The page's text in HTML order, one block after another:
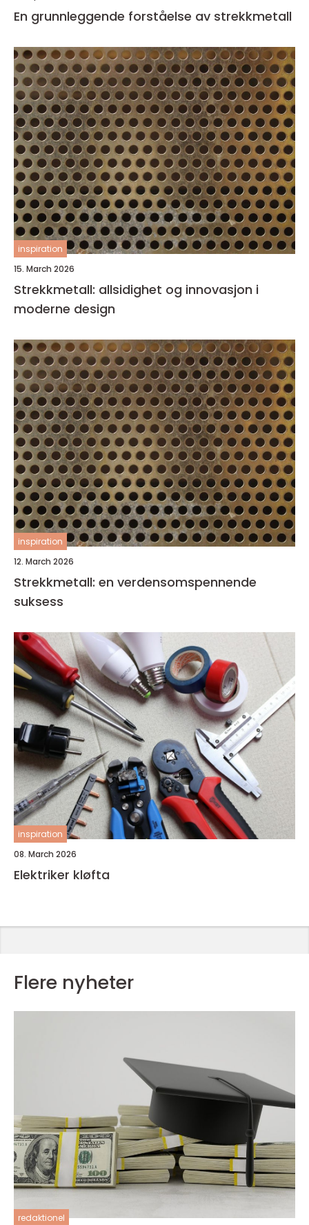
En grunnleggende forståelse av strekkmetall
inspiration
15. March 2026
Strekkmetall: allsidighet og innovasjon i
moderne design
inspiration
12. March 2026
Strekkmetall: en verdensomspennende
suksess
inspiration
08. March 2026
Elektriker kløfta
Flere nyheter
redaktionel